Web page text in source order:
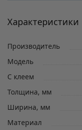
Характеристики
Производитель
Модель
С клеем
Толщина, мм
Ширина, мм
Материал